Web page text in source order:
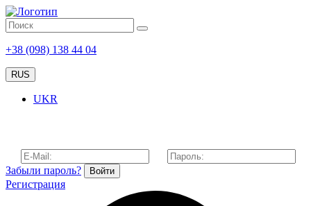
+38 (098) 138 44 04
RUS
UKR
Забыли пароль? Войти
Регистрация